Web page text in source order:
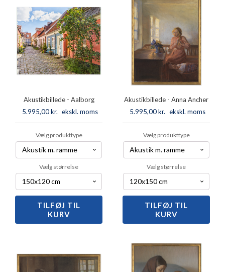
antal
Akustikbillede - Aalborg
5.995,00kr. ekskl. moms
Vælg produkttype
Vælg størrelse
Akustikbillede
-
Aalborg
TILFØJ TIL
KURV
Akustikbillede - Anna Ancher
5.995,00kr. ekskl. moms
Vælg produkttype
Vælg størrelse
Akustikbillede
-
Anna
antal
TILFØJ TIL
KURV